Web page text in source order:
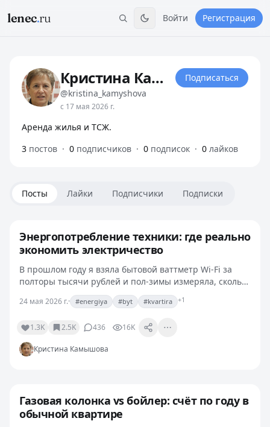
lenec.ru Войти Регистрация
Кристина Камышова
@kristina_kamyshova
с 17 мая 2026 г.
Подписаться
Аренда жилья и ТСЖ.
3 постов · 0 подписчиков · 0 подписок · 0 лайков
Посты Лайки Подписчики Подписки
Энергопотребление техники: где реально
экономить электричество
В прошлом году я взяла бытовой ваттметр Wi-Fi за
полторы тысячи рублей и пол-зимы измеряла, сколько
на самом деле жрёт каждая розетка в моей квартире.
Результаты местами оказались не такие, как…
24 мая 2026 г.· #energiya #byt #kvartira +1
1.3K 2.5K 436 16K
Кристина Камышова
Газовая колонка vs бойлер: счёт по году в
обычной квартире